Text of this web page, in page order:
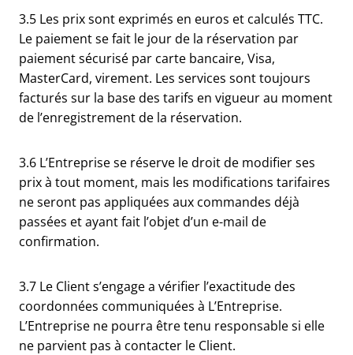
3.5 Les prix sont exprimés en euros et calculés TTC.
Le paiement se fait le jour de la réservation par
paiement sécurisé par carte bancaire, Visa,
MasterCard, virement. Les services sont toujours
facturés sur la base des tarifs en vigueur au moment
de l’enregistrement de la réservation.
3.6 L’Entreprise se réserve le droit de modifier ses
prix à tout moment, mais les modifications tarifaires
ne seront pas appliquées aux commandes déjà
passées et ayant fait l’objet d’un e-mail de
confirmation.
3.7 Le Client s’engage a vérifier l’exactitude des
coordonnées communiquées à L’Entreprise.
L’Entreprise ne pourra être tenu responsable si elle
ne parvient pas à contacter le Client.